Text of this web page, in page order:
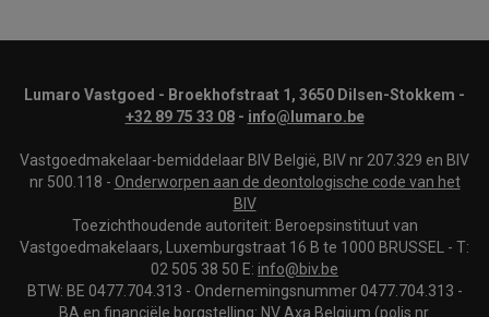
Lumaro Vastgoed - Broekhofstraat 1, 3650 Dilsen-Stokkem -
+32 89 75 33 08- info@lumaro.be
Vastgoedmakelaar-bemiddelaar BIV België, BIV nr 207.329 en BIV
nr 500.118 - Onderworpen aan de deontologische code van het
BIV
Toezichthoudende autoriteit: Beroepsinstituut van
Vastgoedmakelaars, Luxemburgstraat 16 B te 1000 BRUSSEL - T:
02 505 38 50 E: info@biv.be
BTW: BE 0477.704.313 - Ondernemingsnummer 0477.704.313 -
BA en financiële borgstelling: NV Axa Belgium (polis nr.